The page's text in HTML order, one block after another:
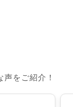
をご紹介！